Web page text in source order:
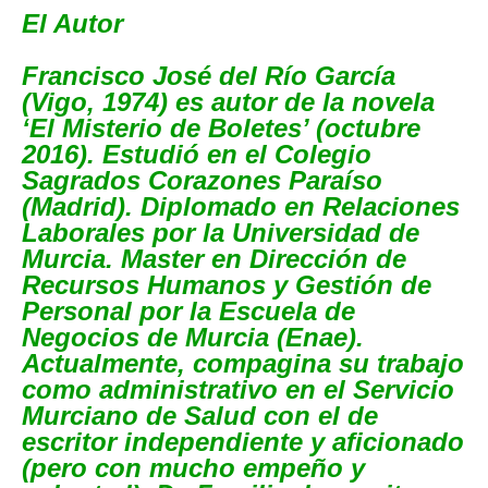
El Autor
Francisco José del Río García
(Vigo, 1974) es autor de la novela
‘El Misterio de Boletes’ (octubre
2016). Estudió en el Colegio
Sagrados Corazones Paraíso
(Madrid). Diplomado en Relaciones
Laborales por la Universidad de
Murcia. Master en Dirección de
Recursos Humanos y Gestión de
Personal por la Escuela de
Negocios de Murcia (Enae).
Actualmente, compagina su trabajo
como administrativo en el Servicio
Murciano de Salud con el de
escritor independiente y aficionado
(pero con mucho empeño y